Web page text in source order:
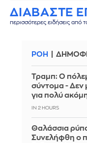
ΔΙΑΒΑΣΤΕ
περισσότερες ειδήσεις από
ΡΟΗ
Τραμπ: Ο
σύντομα - Δεν
για πολύ
IN 2 HOURS
Θαλάσσια
Συνελήφθη ο